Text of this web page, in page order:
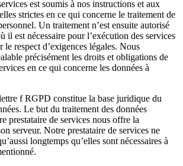
est soumis à nos instructions et aux
strictes en ce qui concerne le traitement de
Un traitement n’est ensuite autorisé
il est nécessaire pour l’exécution des services
respect d’exigences légales. Nous
précisément les droits et obligations de
en ce qui concerne les données à
f RGPD constitue la base juridique du
Le but du traitement des données
prestataire de services nous offre la
serveur. Notre prestataire de services ne
longtemps qu’elles sont nécessaires à